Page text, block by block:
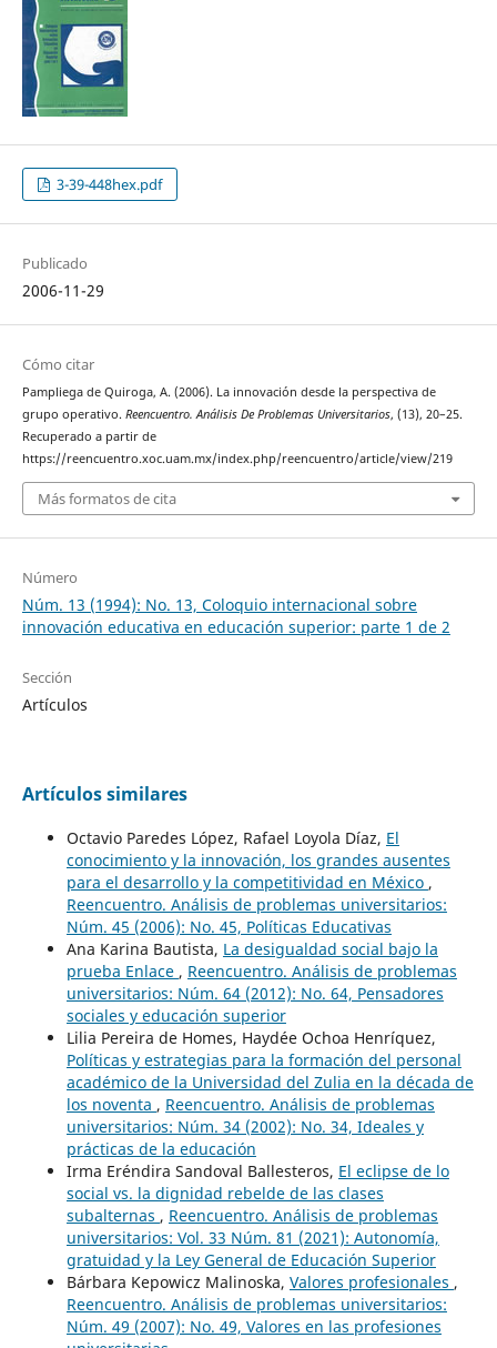
3-39-448hex.pdf
Publicado
2006-11-29
Cómo citar
Pampliega de Quiroga, A. (2006). La innovación desde la perspectiva de
grupo operativo. Reencuentro. Análisis De Problemas Universitarios, (13), 20–25.
Recuperado a partir de
https://reencuentro.xoc.uam.mx/index.php/reencuentro/article/view/219
Más formatos de cita
Número
Núm. 13 (1994): No. 13, Coloquio internacional sobre
innovación educativa en educación superior: parte 1 de 2
Sección
Artículos
Artículos similares
Octavio Paredes López, Rafael Loyola Díaz, El
conocimiento y la innovación, los grandes ausentes
para el desarrollo y la competitividad en México ,
Reencuentro. Análisis de problemas universitarios:
Núm. 45 (2006): No. 45, Políticas Educativas
Ana Karina Bautista, La desigualdad social bajo la
prueba Enlace , Reencuentro. Análisis de problemas
universitarios: Núm. 64 (2012): No. 64, Pensadores
sociales y educación superior
Lilia Pereira de Homes, Haydée Ochoa Henríquez,
Políticas y estrategias para la formación del personal
académico de la Universidad del Zulia en la década de
los noventa , Reencuentro. Análisis de problemas
universitarios: Núm. 34 (2002): No. 34, Ideales y
prácticas de la educación
Irma Eréndira Sandoval Ballesteros, El eclipse de lo
social vs. la dignidad rebelde de las clases
subalternas , Reencuentro. Análisis de problemas
universitarios: Vol. 33 Núm. 81 (2021): Autonomía,
gratuidad y la Ley General de Educación Superior
Bárbara Kepowicz Malinoska, Valores profesionales ,
Reencuentro. Análisis de problemas universitarios:
Núm. 49 (2007): No. 49, Valores en las profesiones